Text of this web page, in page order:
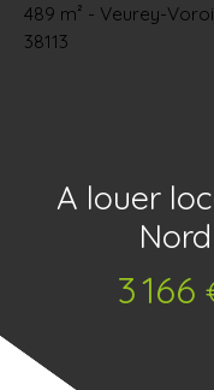
A louer
3 166